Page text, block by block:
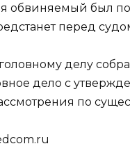
обвиняемый был
перед
делу
дело с
по